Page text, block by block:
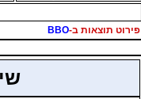
פירוט תוצאות ב-BBO